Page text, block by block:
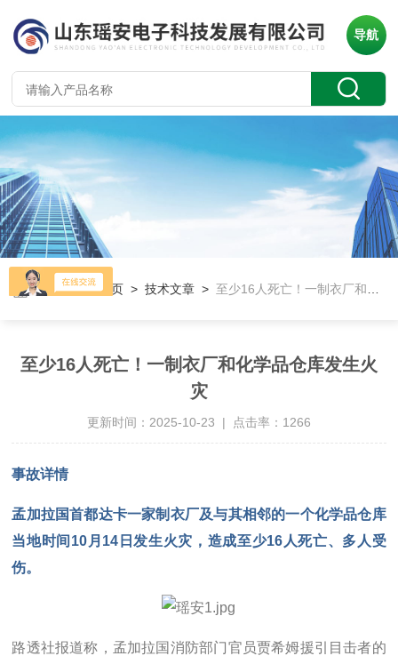
导航
当前位置：首页 >技术文章 >至少16人死亡！一制衣厂和化学品仓库发生火灾
至少16人死亡！一制衣厂和化学品仓库发生火
灾
更新时间：2025-10-23 | 点击率：1266
事故详情
孟加拉国首都达卡一家制衣厂及与其相邻的一个化学品仓库
当地时间10月14日发生火灾，造成至少16人死亡、多人受
伤。
路透社报道称，孟加拉国消防部门官员贾希姆援引目击者的